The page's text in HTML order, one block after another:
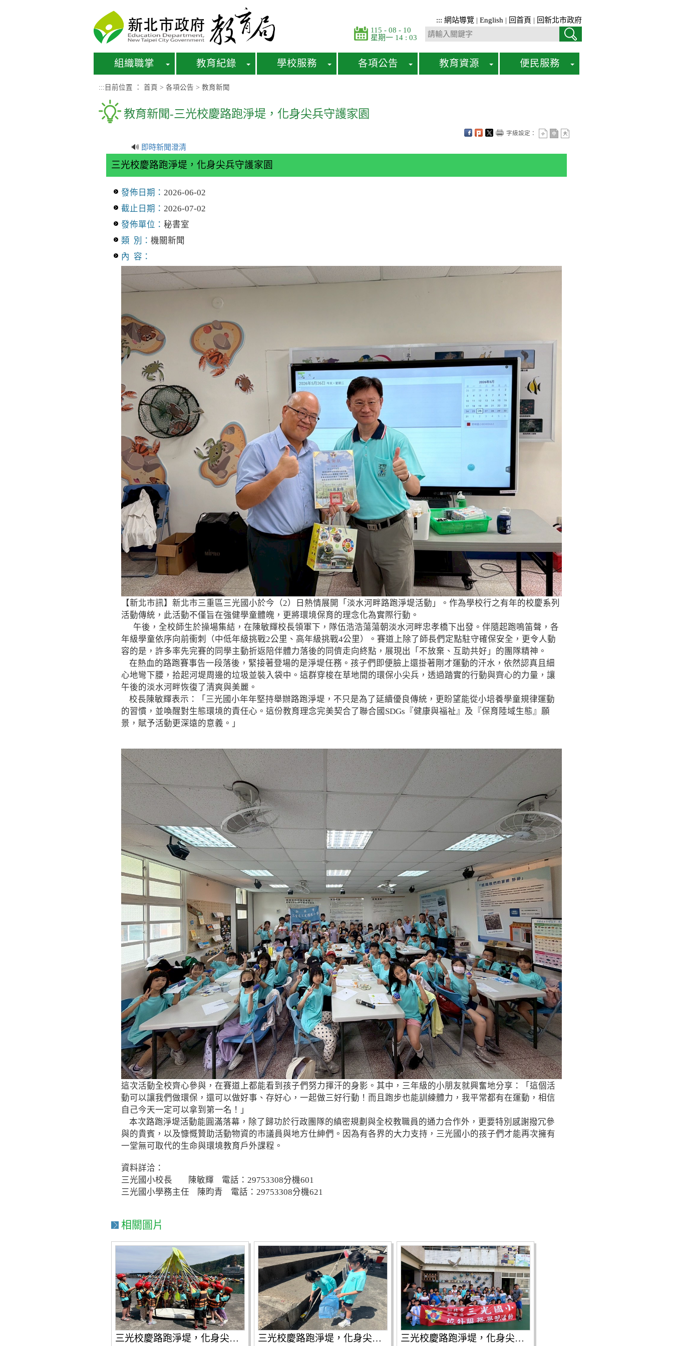
::: 網站導覽 | English | 回首頁 | 回新北市政府
115 - 08 - 10
星期一 14 : 03
組織職掌 教育紀錄 學校服務 各項公告 教育資源 便民服務
::: 目前位置 ： 首頁 > 各項公告 > 教育新聞
教育新聞-三光校慶路跑淨堤，化身尖兵守護家園
字級設定：
🔊 即時新聞澄清
三光校慶路跑淨堤，化身尖兵守護家園
發佈日期： 2026-06-02
截止日期： 2026-07-02
發佈單位： 秘書室
類 別： 機關新聞
內 容：
【新北市訊】新北市三重區三光國小於今（2）日熱情展開「淡水河畔路跑淨堤活動」。作為學校行之有年的校慶系列
活動傳統，此活動不僅旨在強健學童體魄，更將環境保育的理念化為實際行動。
午後，全校師生於操場集結，在陳敏輝校長領軍下，隊伍浩浩蕩蕩朝淡水河畔忠孝橋下出發。伴隨起跑鳴笛聲，各
年級學童依序向前衝刺（中低年級挑戰2公里、高年級挑戰4公里）。賽道上除了師長們定點駐守確保安全，更令人動
容的是，許多率先完賽的同學主動折返陪伴體力落後的同儕走向終點，展現出「不放棄、互助共好」的團隊精神。
在熱血的路跑賽事告一段落後，緊接著登場的是淨堤任務。孩子們即便臉上還掛著剛才運動的汗水，依然認真且細
心地彎下腰，拾起河堤周邊的垃圾並裝入袋中。這群穿梭在草地間的環保小尖兵，透過踏實的行動與齊心的力量，讓
午後的淡水河畔恢復了清爽與美麗。
校長陳敏輝表示：「三光國小年年堅持舉辦路跑淨堤，不只是為了延續優良傳統，更盼望能從小培養學童規律運動
的習慣，並喚醒對生態環境的責任心。這份教育理念完美契合了聯合國SDGs『健康與福祉』及『保育陸域生態』願
景，賦予活動更深遠的意義。」
這次活動全校齊心參與，在賽道上都能看到孩子們努力揮汗的身影。其中，三年級的小朋友就興奮地分享：「這個活
動可以讓我們做環保，還可以做好事、存好心，一起做三好行動！而且跑步也能訓練體力，我平常都有在運動，相信
自己今天一定可以拿到第一名！」
本次路跑淨堤活動能圓滿落幕，除了歸功於行政團隊的縝密規劃與全校教職員的通力合作外，更要特別感謝撥冗參
與的貴賓，以及慷慨贊助活動物資的市議員與地方仕紳們。因為有各界的大力支持，三光國小的孩子們才能再次擁有
一堂無可取代的生命與環境教育戶外課程。
資料詳洽：
三光國小校長 陳敏輝 電話：29753308分機601
三光國小學務主任 陳昀青 電話：29753308分機621
相關圖片
三光校慶路跑淨堤，化身尖兵守護家園 三光校慶路跑淨堤，化身尖兵守護家園 三光校慶路跑淨堤，化身尖兵守護家園